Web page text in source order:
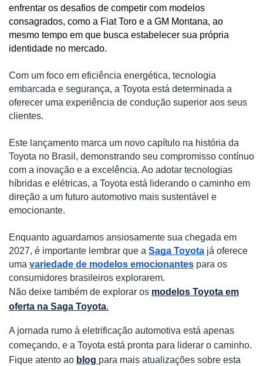
consagrados, como a Fiat Toro e a GM Montana, ao
mesmo tempo em que busca estabelecer sua própria
identidade no mercado.
Com um foco em eficiência energética, tecnologia
embarcada e segurança, a Toyota está determinada a
oferecer uma experiência de condução superior aos seus
clientes.
Este lançamento marca um novo capítulo na história da
Toyota no Brasil, demonstrando seu compromisso contínuo
com a inovação e a excelência. Ao adotar tecnologias
híbridas e elétricas, a Toyota está liderando o caminho em
direção a um futuro automotivo mais sustentável e
emocionante.
Enquanto aguardamos ansiosamente sua chegada em
2027, é importante lembrar que a Saga Toyota já oferece
uma variedade de modelos emocionantes para os
consumidores brasileiros explorarem.
Não deixe também de explorar os modelos Toyota em
oferta na Saga Toyota.
A jornada rumo à eletrificação automotiva está apenas
começando, e a Toyota está pronta para liderar o caminho.
Fique atento ao blog para mais atualizações sobre esta